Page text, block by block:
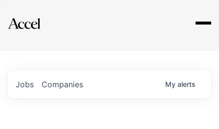
Explore
Jobs Companies My alerts